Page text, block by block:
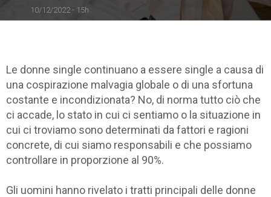
10/12/2022 - 15h
Le donne single continuano a essere single a causa di
una cospirazione malvagia globale o di una sfortuna
costante e incondizionata? No, di norma tutto ciò che
ci accade, lo stato in cui ci sentiamo o la situazione in
cui ci troviamo sono determinati da fattori e ragioni
concrete, di cui siamo responsabili e che possiamo
controllare in proporzione al 90%.
Gli uomini hanno rivelato i tratti principali delle donne